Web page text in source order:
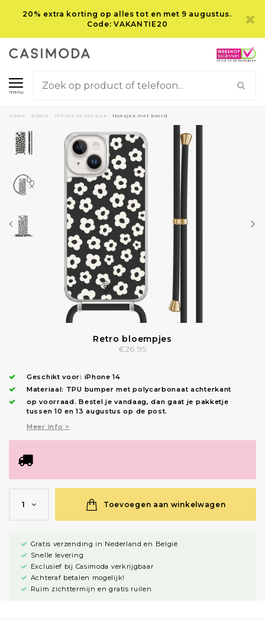
20% extra korting op alles tot en met 9 augustus.
Code: VAKANTIE20
menu
Home Apple iPhone 14 hoesjes Hoesjes met koord
Retro bloempjes
€26,95
Geschikt voor: iPhone 14
Materiaal: TPU bumper met polycarbonaat achterkant
op voorraad.Bestel je vandaag, dan gaat je pakketje
tussen 10 en 13 augustus op de post.
Meer info >
1 Toevoegen aan winkelwagen
Gratis verzending in Nederland en België
Snelle levering
Exclusief bij Casimoda verkrijgbaar
Achteraf betalen mogelijk!
Ruim zichttermijn en gratis ruilen